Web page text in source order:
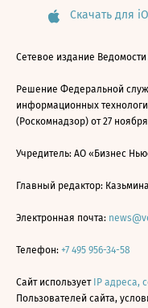
Скачать для
Сетевое издание
Решение Федеральной
информационных
(Роскомнадзор) от 27
Учредитель: АО «Бизнес
Главный редактор:
Электронная почта:
Телефон: +7 495 956-34-58
Сайт использует IP адреса,
Пользователей сайта,